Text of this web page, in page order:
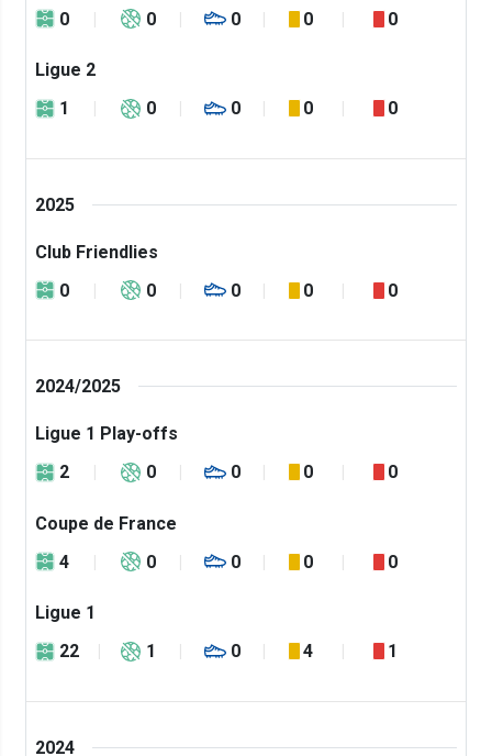
0
0 0 0 0
Ligue 2
1
0 0 0 0
2025
Club Friendlies
0
0 0 0 0
2024/2025
Ligue 1 Play-offs
2
0 0 0 0
Coupe de France
4
0 0 0 0
Ligue 1
22
1 0 4 1
2024